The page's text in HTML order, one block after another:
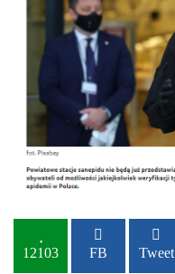
12103 FB
Tweet